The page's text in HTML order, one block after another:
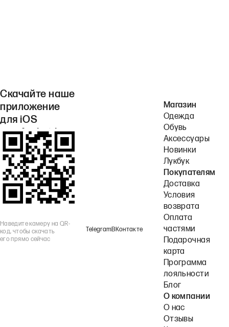
Скачайте наше
приложение
для iOS
или Android.
Наведите камеру на QR-
код, чтобы скачать
его прямо сейчас
TelegramВКонтакте
Магазин
Одежда
Обувь
Аксессуары
Новинки
Лукбук
Покупателям
Доставка
Условия
возврата
Оплата
частями
Подарочная
карта
Программа
лояльности
Блог
О компании
О нас
Отзывы